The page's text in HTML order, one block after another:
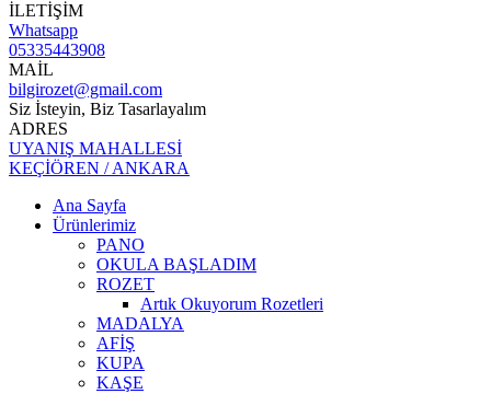
İLETİŞİM
Whatsapp
05335443908
MAİL
bilgirozet@gmail.com
Siz İsteyin, Biz Tasarlayalım
ADRES
UYANIŞ MAHALLESİ
KEÇİÖREN / ANKARA
Ana Sayfa
Ürünlerimiz
PANO
OKULA BAŞLADIM
ROZET
Artık Okuyorum Rozetleri
MADALYA
AFİŞ
KUPA
KAŞE